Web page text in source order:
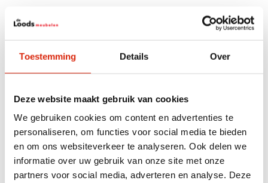
Toestemming Details Over
Deze website maakt gebruik van cookies
We gebruiken cookies om content en advertenties te
personaliseren, om functies voor social media te bieden
en om ons websiteverkeer te analyseren. Ook delen we
informatie over uw gebruik van onze site met onze
partners voor social media, adverteren en analyse. Deze
Anderen bekeken ook
Kleine landelijke massief
teak vitrinekast 120 cm
Landelijke vitrinekast 150
cm